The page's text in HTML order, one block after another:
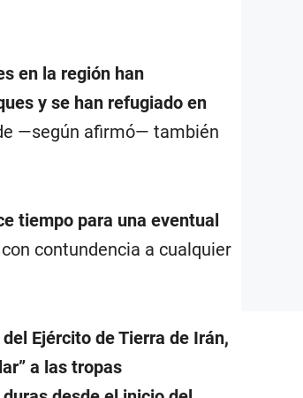
en la región han
y se han refugiado en
—según afirmó— también
tiempo para una eventual
contundencia a cualquier
Ejército de Tierra de Irán,
a las tropas